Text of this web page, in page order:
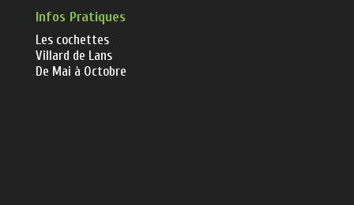
Infos Pratiques
Les cochettes
Villard de Lans
De Mai à Octobre